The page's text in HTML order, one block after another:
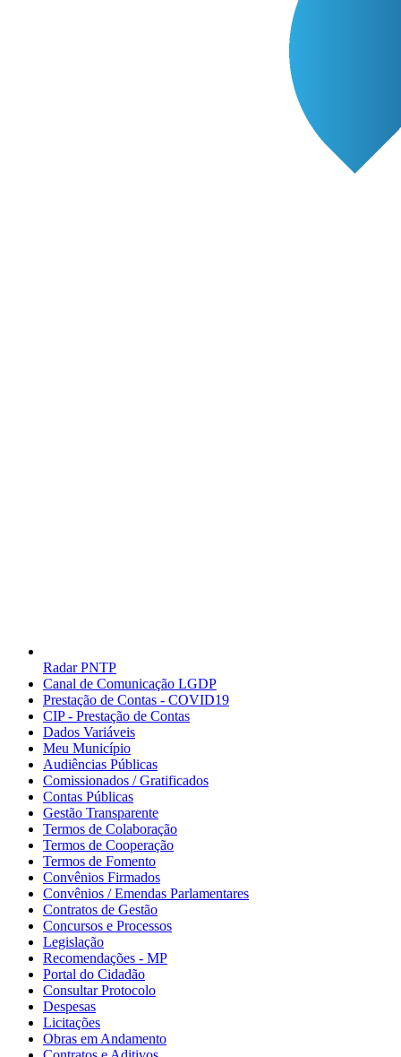
Radar PNTP
Canal de Comunicação LGDP
Prestação de Contas - COVID19
CIP - Prestação de Contas
Dados Variáveis
Meu Município
Audiências Públicas
Comissionados / Gratificados
Contas Públicas
Gestão Transparente
Termos de Colaboração
Termos de Cooperação
Termos de Fomento
Convênios Firmados
Convênios / Emendas Parlamentares
Contratos de Gestão
Concursos e Processos
Legislação
Recomendações - MP
Portal do Cidadão
Consultar Protocolo
Despesas
Licitações
Obras em Andamento